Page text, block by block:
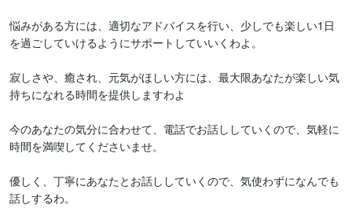
悩みがある方には、適切なアドバイスを行い、少しでも楽しい1日
を過ごしていけるようにサポートしていいくわよ。
寂しさや、癒され、元気がほしい方には、最大限あなたが楽しい気
持ちになれる時間を提供しますわよ
今のあなたの気分に合わせて、電話でお話ししていくので、気軽に
時間を満喫してくださいませ。
優しく、丁寧にあなたとお話ししていくので、気使わずになんでも
話しするわ。